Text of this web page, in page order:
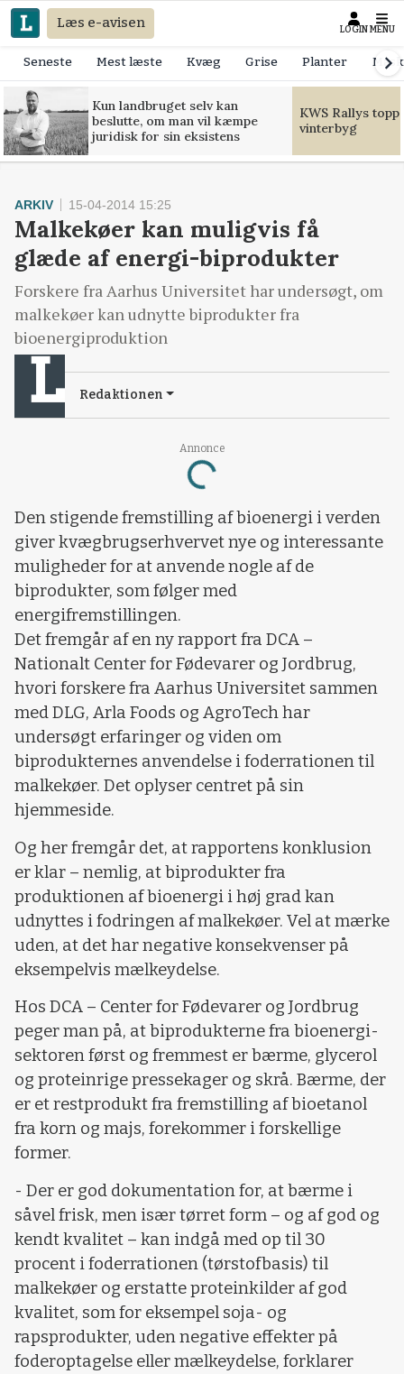
Læs e-avisen LOGIN MENU
Seneste Mest læste Kvæg Grise Planter
Kun landbruget selv kan
beslutte, om man vil kæmpe
juridisk for sin eksistens
KWS Rallys
vinterbyg
Annonce
Loading...
ARKIV 15-04-2014 15:25
Malkekøer kan muligvis få
glæde af energi-biprodukter
Forskere fra Aarhus Universitet har undersøgt, om
malkekøer kan udnytte biprodukter fra
bioenergiproduktion
Redaktionen
Den stigende fremstilling af bioenergi i verden
giver kvægbrugserhvervet nye og interessante
muligheder for at anvende nogle af de
biprodukter, som følger med
energifremstillingen.
Det fremgår af en ny rapport fra DCA –
Nationalt Center for Fødevarer og Jordbrug,
hvori forskere fra Aarhus Universitet sammen
med DLG, Arla Foods og AgroTech har
undersøgt erfaringer og viden om
biprodukternes anvendelse i foderrationen til
malkekøer. Det oplyser centret på sin
hjemmeside.
Og her fremgår det, at rapportens konklusion
er klar – nemlig, at biprodukter fra
produktionen af bioenergi i høj grad kan
udnyttes i fodringen af malkekøer. Vel at mærke
uden, at det har negative konsekvenser på
eksempelvis mælkeydelse.
Hos DCA – Center for Fødevarer og Jordbrug
peger man på, at biprodukterne fra bioenergi-
sektoren først og fremmest er bærme, glycerol
og proteinrige pressekager og skrå. Bærme, der
er et restprodukt fra fremstilling af bioetanol
fra korn og majs, forekommer i forskellige
former.
- Der er god dokumentation for, at bærme i
såvel frisk, men især tørret form – og af god og
kendt kvalitet – kan indgå med op til 30
procent i foderrationen (tørstofbasis) til
malkekøer og erstatte proteinkilder af god
kvalitet, som for eksempel soja- og
rapsprodukter, uden negative effekter på
foderoptagelse eller mælkeydelse, forklarer